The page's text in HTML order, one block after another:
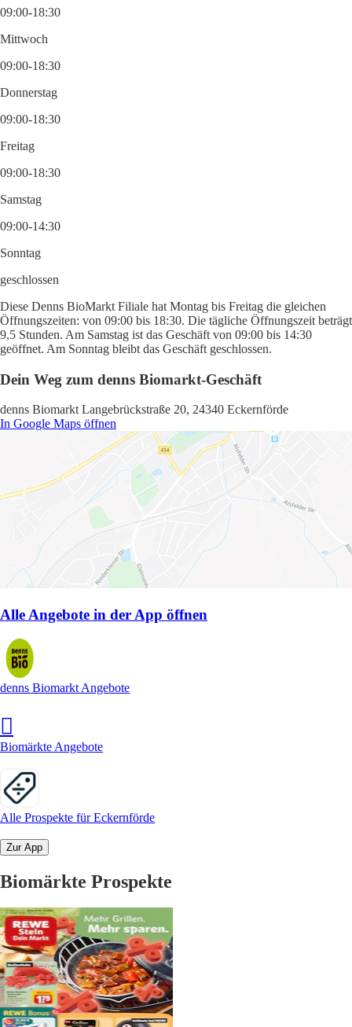
09:00-18:30
Mittwoch
09:00-18:30
Donnerstag
09:00-18:30
Freitag
09:00-18:30
Samstag
09:00-14:30
Sonntag
geschlossen
Diese Denns BioMarkt Filiale hat Montag bis Freitag die gleichen
Öffnungszeiten: von 09:00 bis 18:30. Die tägliche Öffnungszeit beträgt
9,5 Stunden. Am Samstag ist das Geschäft von 09:00 bis 14:30
geöffnet. Am Sonntag bleibt das Geschäft geschlossen.
Dein Weg zum denns Biomarkt-Geschäft
denns Biomarkt Langebrückstraße 20, 24340 Eckernförde
In Google Maps öffnen
Alle Angebote in der App öffnen
denns Biomarkt Angebote
Biomärkte Angebote
Alle Prospekte für Eckernförde
Zur App
Biomärkte Prospekte